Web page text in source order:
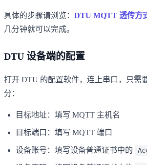
具体的步骤请浏览： DTU MQTT 透传方
几分钟就可以完成。
DTU 设备端的配置
打开 DTU 的配置软件，连上串口，只需
分：
目标地址：填写 MQTT 主机名
目标端口：填写 MQTT 端口
设备账号：填写设备普通证书中的